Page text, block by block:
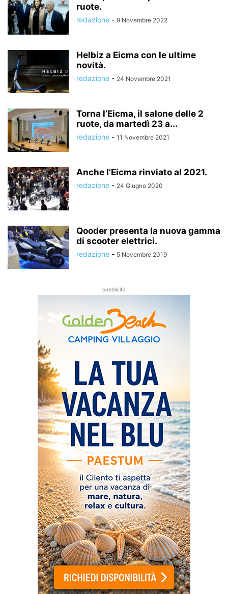
ruote.
redazione - 9 Novembre 2022
Helbiz a Eicma con le ultime
novità.
redazione - 24 Novembre 2021
Torna l’Eicma, il salone delle 2
ruote, da martedì 23 a...
redazione - 11 Novembre 2021
Anche l’Eicma rinviato al 2021.
redazione - 24 Giugno 2020
Qooder presenta la nuova gamma
di scooter elettrici.
redazione - 5 Novembre 2019
pubblicità